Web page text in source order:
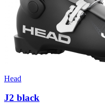
Head
J2 black